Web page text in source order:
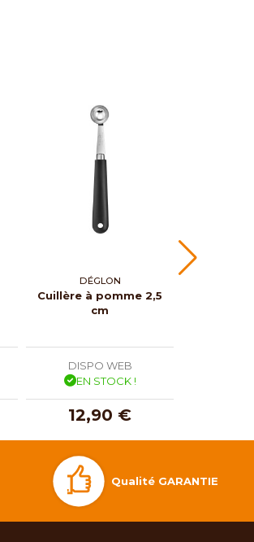
DÉGLON
Cuillère à pomme 2,5
cm
DISPO WEB
EN STOCK !
12,90 €
Qualité GARANTIE